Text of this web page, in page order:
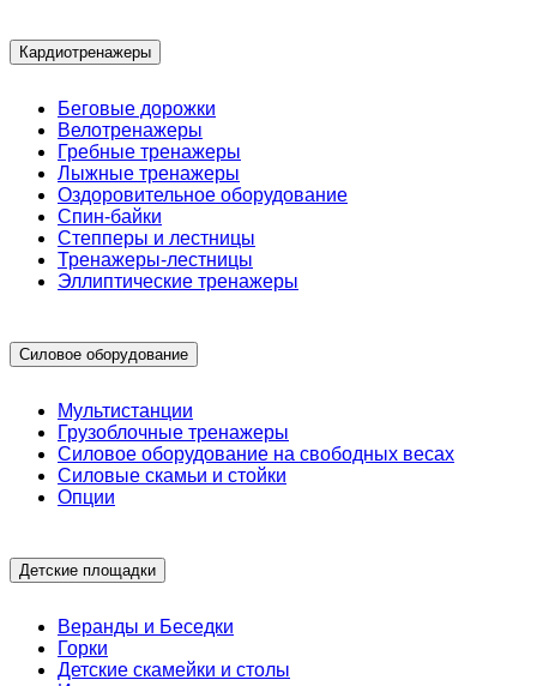
Кардиотренажеры
Беговые дорожки
Велотренажеры
Гребные тренажеры
Лыжные тренажеры
Оздоровительное оборудование
Спин-байки
Степперы и лестницы
Тренажеры-лестницы
Эллиптические тренажеры
Силовое оборудование
Мультистанции
Грузоблочные тренажеры
Силовое оборудование на свободных весах
Силовые скамьи и стойки
Опции
Детские площадки
Веранды и Беседки
Горки
Детские скамейки и столы